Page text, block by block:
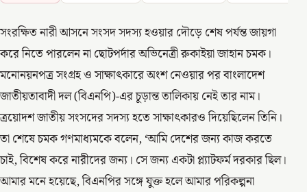
সংরক্ষিত নারী আসনে সংসদ সদস্য হওয়ার দৌড়ে শেষ পর্যন্ত জায়গা
করে নিতে পারলেন না ছোটপর্দার অভিনেত্রী রুকাইয়া জাহান চমক।
মনোনয়নপত্র সংগ্রহ ও সাক্ষাৎকারে অংশ নেওয়ার পর বাংলাদেশ
জাতীয়তাবাদী দল (বিএনপি)-এর চূড়ান্ত তালিকায় নেই তার নাম।
ত্রয়োদশ জাতীয় সংসদের সদস্য হতে সাক্ষাৎকারও দিয়েছিলেন তিনি।
তা শেষে চমক গণমাধ্যমকে বলেন, ‘আমি দেশের জন্য কাজ করতে
চাই, বিশেষ করে নারীদের জন্য। সে জন্য একটা প্ল্যাটফর্ম দরকার ছিল।
আমার মনে হয়েছে, বিএনপির সঙ্গে যুক্ত হলে আমার পরিকল্পনা